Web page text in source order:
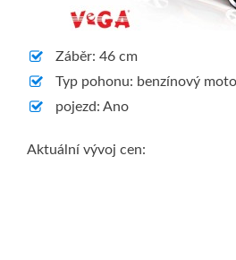
Záběr: 46 cm
Typ pohonu: benzínový
pojezd: Ano
Aktuální vývoj cen: